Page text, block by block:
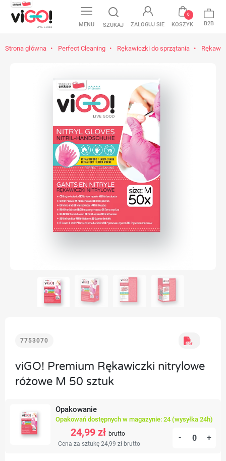
MENU SZUKAJ ZALOGUJ SIE KOSZYK
0
B2B
Strona główna Perfect Cleaning Rękawiczki do sprzątania
7753070
viGO! Premium Rękawiczki nitrylowe
różowe M 50 sztuk
Opakowanie
Opakowań dostępnych w magazynie: 24 (wysyłka 24h)
24,99 zł brutto
Cena za sztukę 24,99 zł brutto
- +